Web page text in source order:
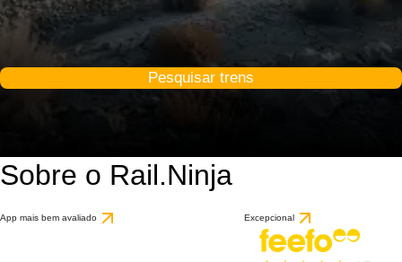
Pesquisar trens
Sobre o Rail.Ninja
App mais bem avaliado Excepcional